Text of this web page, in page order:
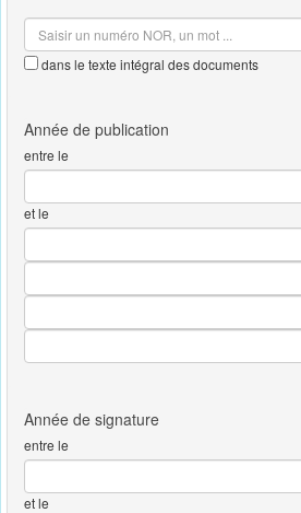
dans le texte intégral des documents
entre le
et le
entre le
et le